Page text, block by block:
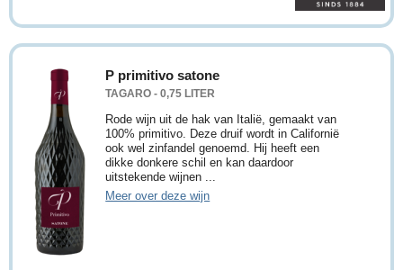
P primitivo satone
TAGARO - 0,75 LITER
Rode wijn uit de hak van Italië, gemaakt van
100% primitivo. Deze druif wordt in Californië
ook wel zinfandel genoemd. Hij heeft een
dikke donkere schil en kan daardoor
uitstekende wijnen ...
Meer over deze wijn